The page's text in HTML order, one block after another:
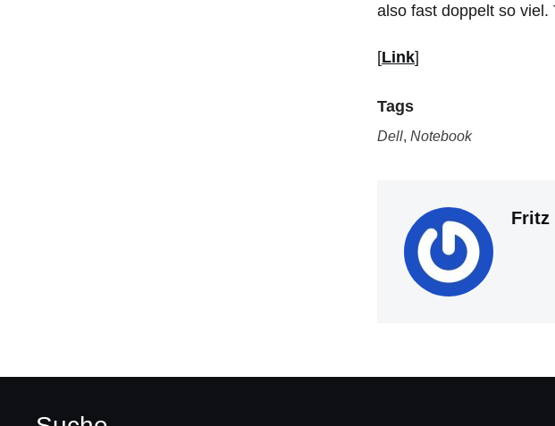
also fast doppelt so
[Link]
Tags
Dell, Notebook
Fritz